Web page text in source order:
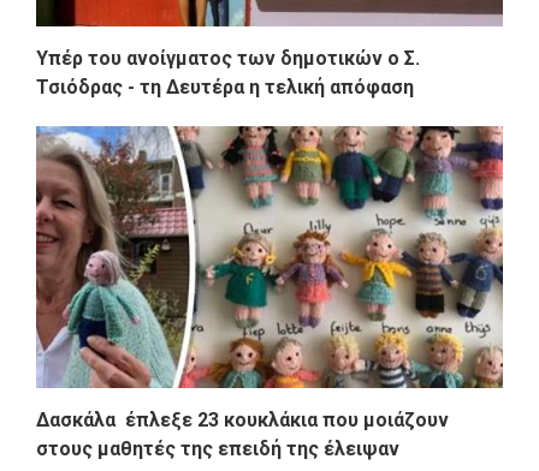
Υπέρ του ανοίγματος των δημοτικών ο Σ.
Τσιόδρας - τη Δευτέρα η τελική απόφαση
Δασκάλα έπλεξε 23 κουκλάκια που μοιάζουν
στους μαθητές της επειδή της έλειψαν